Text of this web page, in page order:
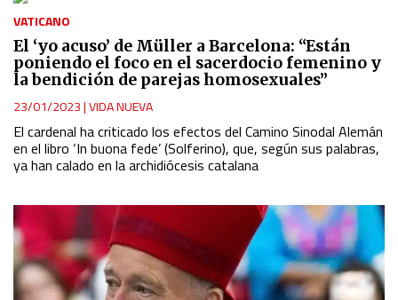
VATICANO
El ‘yo acuso’ de Müller a Barcelona: “Están
poniendo el foco en el sacerdocio femenino y
la bendición de parejas homosexuales”
23/01/2023|VIDA NUEVA
El cardenal ha criticado los efectos del Camino Sinodal Alemán
en el libro ‘In buona fede’ (Solferino), que, según sus palabras,
ya han calado en la archidiócesis catalana